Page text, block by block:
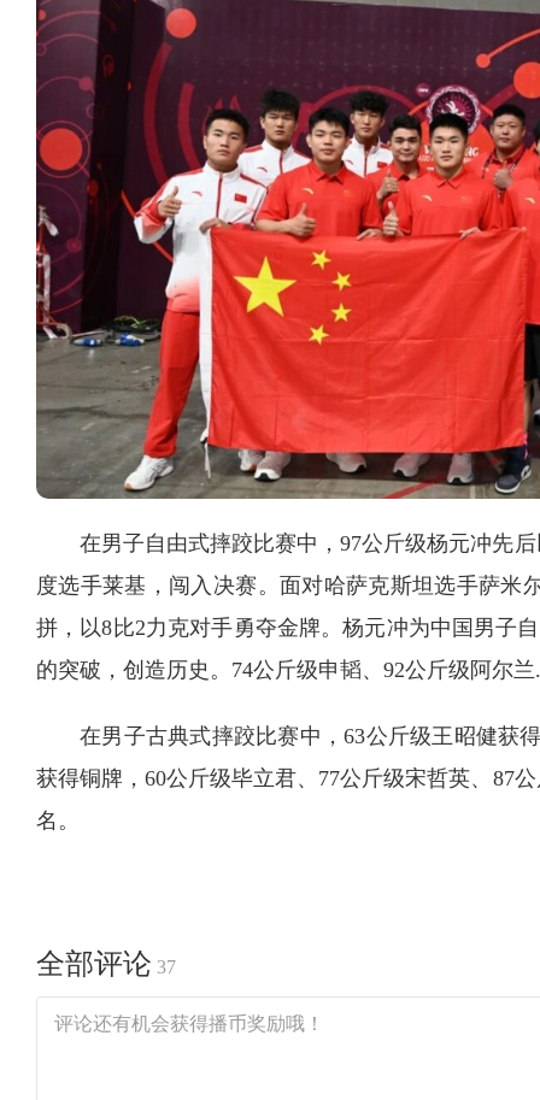
在男子自由式摔跤比赛中，97公斤级杨元冲先
度选手莱基，闯入决赛。面对哈萨克斯坦选手萨米
拼，以8比2力克对手勇夺金牌。杨元冲为中国男子
的突破，创造历史。74公斤级申韬、92公斤级阿尔
在男子古典式摔跤比赛中，63公斤级王昭健获
获得铜牌，60公斤级毕立君、77公斤级宋哲英、87
名。
全部评论 37